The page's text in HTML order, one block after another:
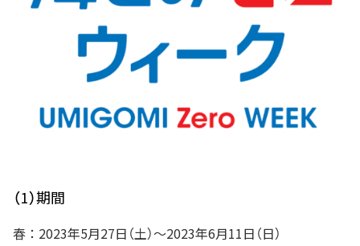
（1）期間
春：2023年5月27日（土）～2023年6月11日（日）